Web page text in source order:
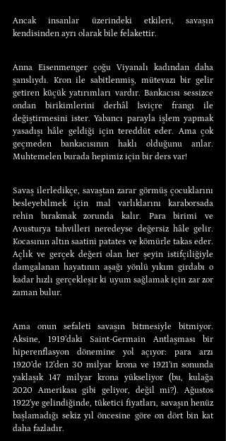
Ancak insanlar üzerindeki etkileri, savaşın
kendisinden ayrı olarak bile felakettir.
Anna Eisenmenger çoğu Viyanalı kadından daha
şanslıydı. Kron ile sabitlenmiş, mütevazı bir gelir
getiren küçük yatırımları vardır. Bankacısı sessizce
ondan birikimlerini derhâl İsviçre frangı ile
değiştirmesini ister. Yabancı parayla işlem yapmak
yasadışı hâle geldiği için tereddüt eder. Ama çok
geçmeden bankacısının haklı olduğunu anlar.
Muhtemelen burada hepimiz için bir ders var!
Savaş ilerledikçe, savaştan zarar görmüş çocuklarını
besleyebilmek için mal varlıklarını karaborsada
rehin bırakmak zorunda kalır. Para birimi ve
Avusturya tahvilleri neredeyse değersiz hâle gelir.
Kocasının altın saatini patates ve kömürle takas eder.
Açlık ve gerçek değeri olan her şeyin istifçiliğiyle
damgalanan hayatının aşağı yönlü yıkım girdabı o
kadar hızlı gerçekleşir ki uyum sağlamak için zar zor
zaman bulur.
Ama onun sefaleti savaşın bitmesiyle bitmiyor.
Aksine, 1919’daki Saint-Germain Antlaşması bir
hiperenflasyon dönemine yol açıyor: para arzı
1920’de 12’den 30 milyar krona ve 1921’in sonunda
yaklaşık 147 milyar krona yükseliyor (bu, kulağa
2020 Amerikası gibi geliyor, değil mi?). Ağustos
1922’ye gelindiğinde, tüketici fiyatları, savaşın henüz
başlamadığı sekiz yıl öncesine göre on dört bin kat
daha fazladır.